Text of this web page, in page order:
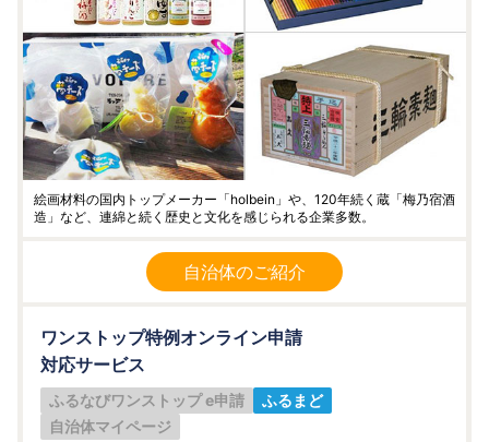
絵画材料の国内トップメーカー「holbein」や、120年続く蔵「梅乃宿酒
造」など、連綿と続く歴史と文化を感じられる企業多数。
自治体のご紹介
ワンストップ特例オンライン申請
対応サービス
ふるなびワンストップ e申請
ふるまど
自治体マイページ